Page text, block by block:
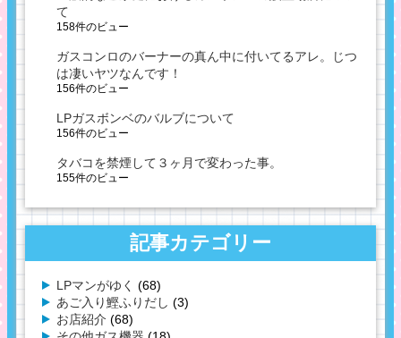
て
158件のビュー
ガスコンロのバーナーの真ん中に付いてるアレ。じつ
は凄いヤツなんです！
156件のビュー
LPガスボンベのバルブについて
156件のビュー
タバコを禁煙して３ヶ月で変わった事。
155件のビュー
記事カテゴリー
LPマンがゆく (68)
あご入り鰹ふりだし (3)
お店紹介 (68)